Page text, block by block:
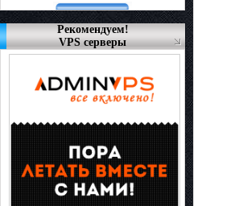
Рекомендуем!
VPS серверы